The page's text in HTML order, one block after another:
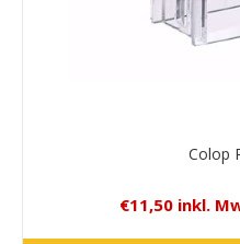
Colop
€11,50 inkl.